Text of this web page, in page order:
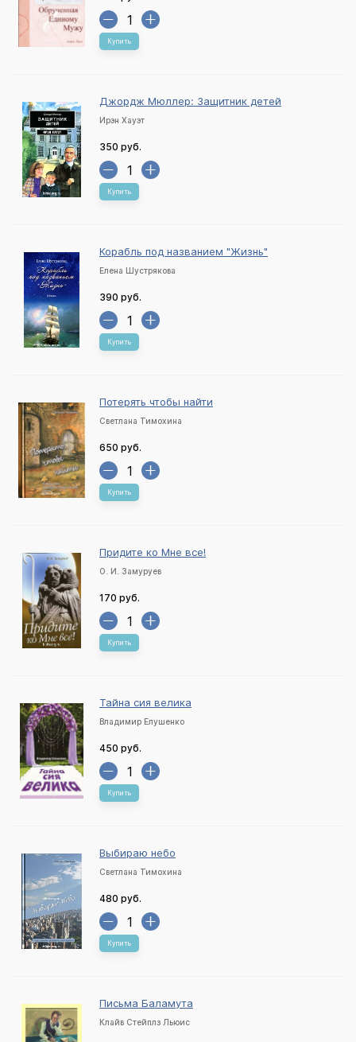
Купить
Джордж Мюллер: Защитник детей
Ирэн Хауэт
350 руб.
Купить
Корабль под названием "Жизнь"
Елена Шустрякова
390 руб.
Купить
Потерять чтобы найти
Светлана Тимохина
650 руб.
Купить
Придите ко Мне все!
О. И. Замуруев
170 руб.
Купить
Тайна сия велика
Владимир Елушенко
450 руб.
Купить
Выбираю небо
Светлана Тимохина
480 руб.
Купить
Письма Баламута
Клайв Стейплз Льюис